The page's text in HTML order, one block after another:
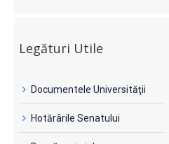
Legături Utile
Documentele Universităţii
Hotărârile Senatului